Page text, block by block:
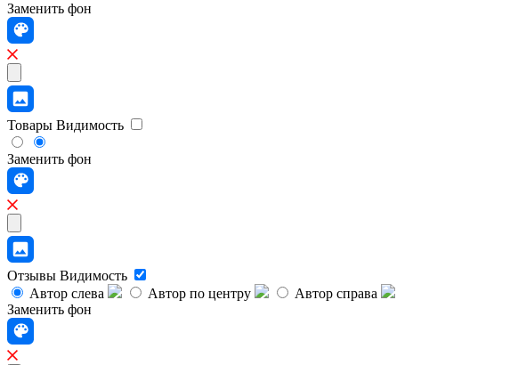
Заменить фон
Товары Видимость
Заменить фон
Отзывы Видимость
Автор слева
Автор по центру
Автор справа
Заменить фон